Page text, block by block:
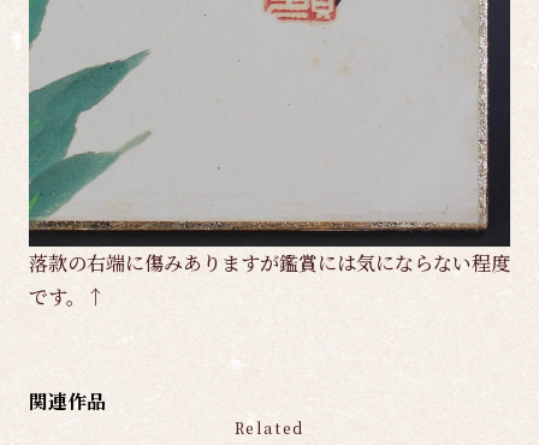
落款の右端に傷みありますが鑑賞には気にならない程度
です。↑
関連作品
Related